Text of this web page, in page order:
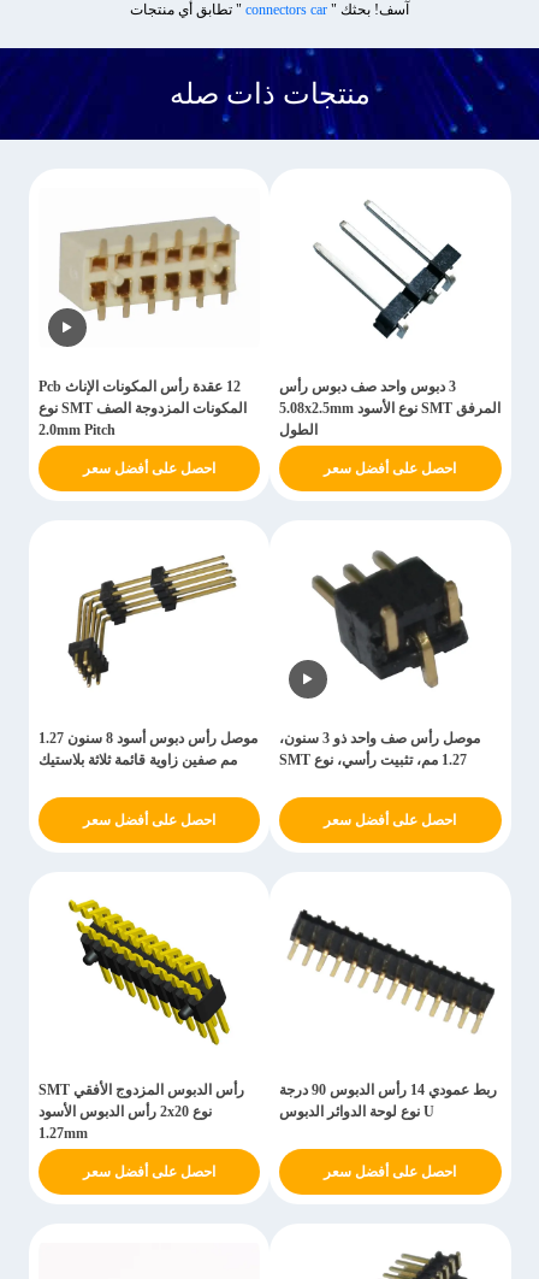
آسف! بحثك " connectors car " تطابق أي منتجات
منتجات ذات صله
3 دبوس واحد صف دبوس رأس
المرفق SMT نوع الأسود 5.08x2.5mm
الطول
احصل على أفضل سعر
12 عقدة رأس المكونات الإناث Pcb
المكونات المزدوجة الصف SMT نوع
2.0mm Pitch
احصل على أفضل سعر
موصل رأس صف واحد ذو 3 سنون،
1.27 مم، تثبيت رأسي، نوع SMT
احصل على أفضل سعر
موصل رأس دبوس أسود 8 سنون 1.27
مم صفين زاوية قائمة ثلاثة بلاستيك
احصل على أفضل سعر
ربط عمودي 14 رأس الدبوس 90 درجة
U نوع لوحة الدوائر الدبوس
احصل على أفضل سعر
رأس الدبوس المزدوج الأفقي SMT
نوع 2x20 رأس الدبوس الأسود
1.27mm
احصل على أفضل سعر